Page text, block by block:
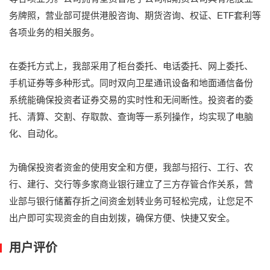
务牌照，营业部可提供港股咨询、期货咨询、权证、ETF套利等
各项业务的相关服务。
在委托方式上，我部采用了柜台委托、电话委托、网上委托、
手机证券等多种形式。同时双向卫星通讯设备和地面通信备份
系统能确保投资者证券交易的实时性和无间断性。投资者的委
托、清算、交割、存取款、查询等一系列操作，均实现了电脑
化、自动化。
为确保投资者资金的使用安全和方便，我部与招行、工行、农
行、建行、交行等多家商业银行建立了三方存管合作关系，营
业部与银行储蓄存折之间资金划转业务可轻松完成，让您足不
出户即可实现资金的自由划拨，确保方便、快捷又安全。
用户评价